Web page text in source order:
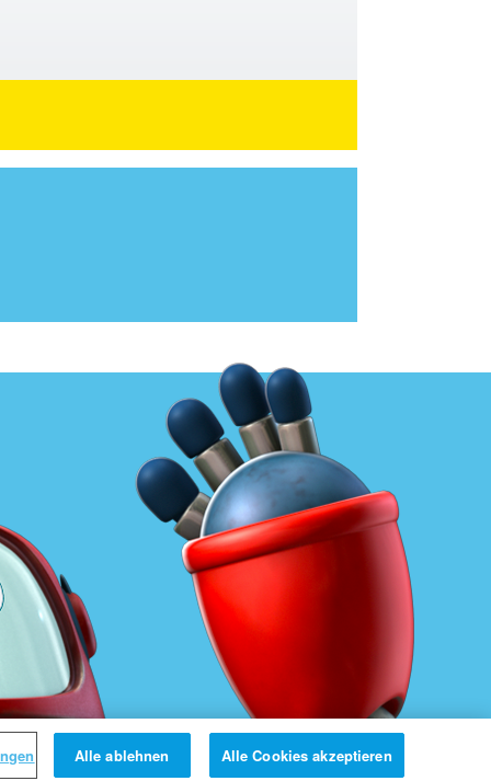
Alle ablehnen Alle Cookies akzeptieren